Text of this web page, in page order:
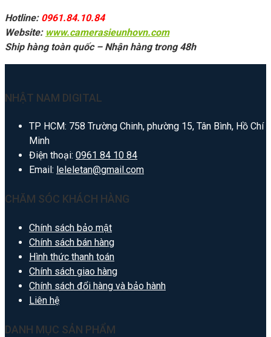
Hotline: 0961.84.10.84
Website: www.camerasieunhovn.com
Ship hàng toàn quốc – Nhận hàng trong 48h
NHẬT NAM DIGITAL
TP HCM: 758 Trường Chinh, phường 15, Tân Bình, Hồ Chí
Minh
Điện thoại: 0961 84 10 84
Email: leleletan@gmail.com
CHĂM SÓC KHÁCH HÀNG
Chính sách bảo mật
Chính sách bán hàng
Hình thức thanh toán
Chính sách giao hàng
Chính sách đổi hàng và bảo hành
Liên hệ
DANH MỤC SẢN PHẨM